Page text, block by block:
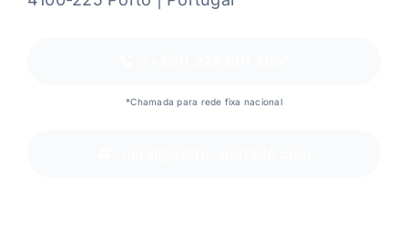
*Chamada para rede fixa nacional